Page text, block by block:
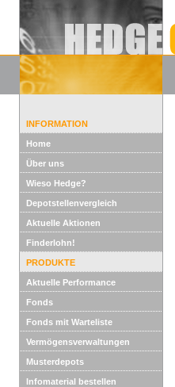
INFORMATION
Home
Über uns
Wieso Hedge?
Depotstellenvergleich
Aktuelle Aktionen
Finderlohn!
PRODUKTE
Aktuelle Performance
Fonds
Fonds mit Warteliste
Vermögensverwaltungen
Musterdepots
Infomaterial bestellen